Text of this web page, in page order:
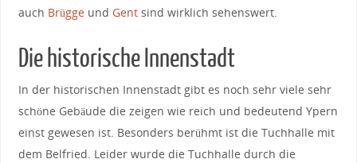
auch Brüggeund Gentsind wirklich sehenswert.
Die historische Innenstadt
In der historischen Innenstadt gibt es noch sehr viele sehr
schöne Gebäude die zeigen wie reich und bedeutend Ypern
einst gewesen ist. Besonders berühmt ist die Tuchhalle mit
dem Belfried. Leider wurde die Tuchhalle durch die